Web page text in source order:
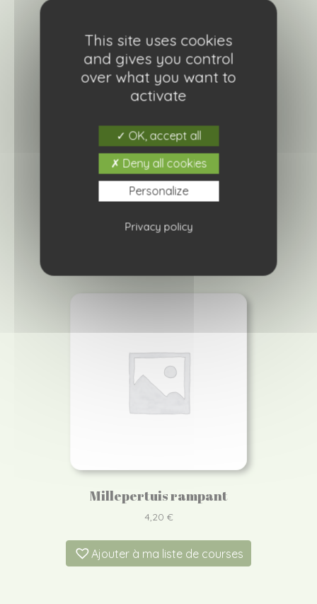
Delosperma white
4,20€
Ajouter à ma liste de courses
Millepertuis rampant
4,20 €
Ajouter à ma liste de courses
This site uses cookies
and gives you control
over what you want to
activate
OK, accept all
Deny all cookies
Personalize
Privacy policy